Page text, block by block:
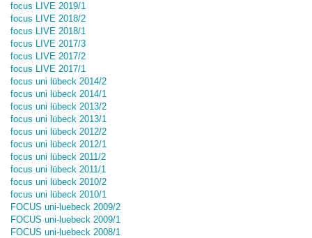
focus LIVE 2019/1
focus LIVE 2018/2
focus LIVE 2018/1
focus LIVE 2017/3
focus LIVE 2017/2
focus LIVE 2017/1
focus uni lübeck 2014/2
focus uni lübeck 2014/1
focus uni lübeck 2013/2
focus uni lübeck 2013/1
focus uni lübeck 2012/2
focus uni lübeck 2012/1
focus uni lübeck 2011/2
focus uni lübeck 2011/1
focus uni lübeck 2010/2
focus uni lübeck 2010/1
FOCUS uni-luebeck 2009/2
FOCUS uni-luebeck 2009/1
FOCUS uni-luebeck 2008/1